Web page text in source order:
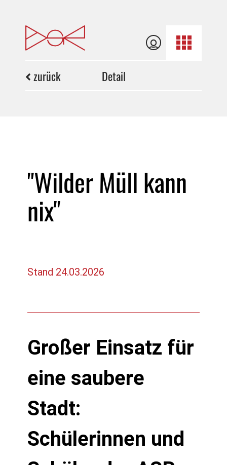
zurück Detail
"Wilder Müll kann
nix"
Stand 24.03.2026
Großer Einsatz für
eine saubere
Stadt:
Schülerinnen und